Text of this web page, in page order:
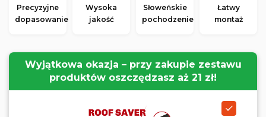
Precyzyjne
dopasowanie
Wysoka
jakość
Słoweńskie
pochodzenie
Łatwy
montaż
Wyjątkowa okazja – przy zakupie zestawu
produktów oszczędzasz aż 21 zł!